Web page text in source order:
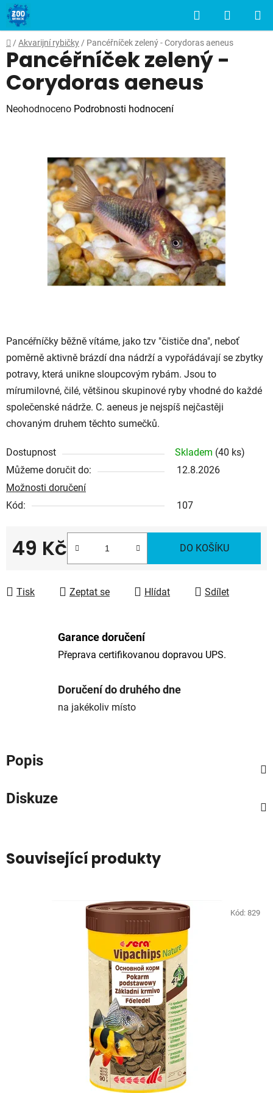
Přejít
na
obsah
Hledat
KOŠÍK
Domů
/ Akvarijní rybičky / Pancéřníček zelený - Corydoras aeneus
Pancéřníčky běžně vítáme, jako tzv "čističe dna", neboť
poměrně aktivně brázdí dna nádrží a vypořádávají se zbytky
potravy, která unikne sloupcovým rybám. Jsou to
mírumilovné, čilé, většinou skupinové ryby vhodné do každé
společenské nádrže. C. aeneus je nejspíš nejčastěji
chovaným druhem těchto sumečků.
Dostupnost Skladem (40 ks)
Můžeme doručit do:
12.8.2026
Možnosti doručení
Kód:
107
49 Kč DO KOŠÍKU
Tisk Zeptat se Hlídat Sdílet
Pancéřníček zelený -
Corydoras aeneus
Průměrné
hvězdiček.
Neohodnoceno Podrobnosti hodnocení
Garance doručení
Přeprava certifikovanou dopravou UPS.
Doručení do druhého dne
na jakékoliv místo
Popis
Diskuze
Související produkty
Kód: 829